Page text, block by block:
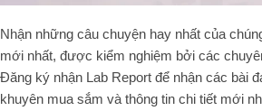
Nhận những câu chuyện hay nhất của
mới nhất, được kiểm nghiệm bởi các
Đăng ký nhận Lab Report để nhận các bài
khuyên mua sắm và thông tin chi tiết mới